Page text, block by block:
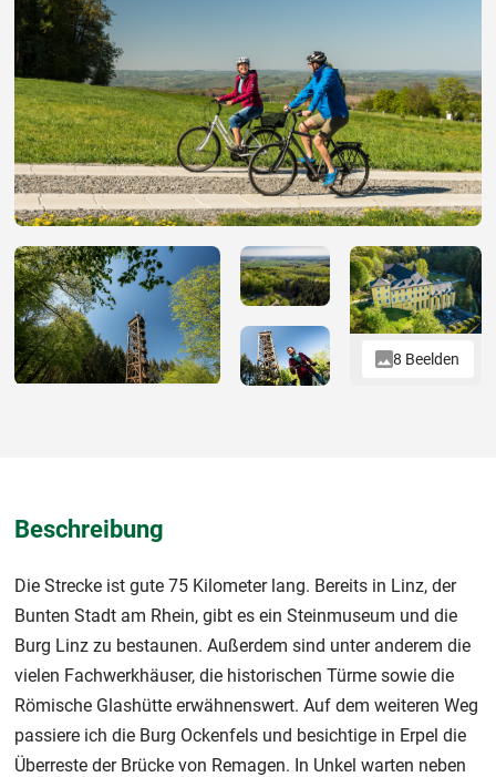
8 Beelden
Beschreibung
Die Strecke ist gute 75 Kilometer lang. Bereits in Linz, der
Bunten Stadt am Rhein, gibt es ein Steinmuseum und die
Burg Linz zu bestaunen. Außerdem sind unter anderem die
vielen Fachwerkhäuser, die historischen Türme sowie die
Römische Glashütte erwähnenswert. Auf dem weiteren Weg
passiere ich die Burg Ockenfels und besichtige in Erpel die
Überreste der Brücke von Remagen. In Unkel warten neben